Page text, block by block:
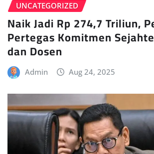
UNCATEGORIZED
Naik Jadi Rp 274,7 Triliun,
Pertegas Komitmen
dan Dosen
Admin Aug 24, 2025